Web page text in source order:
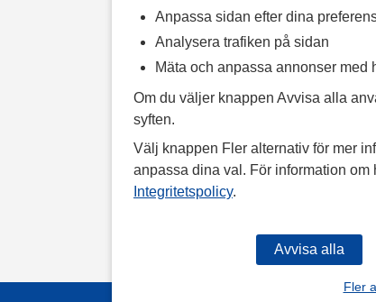
Anpassa sidan efter dina
Analysera trafiken på sidan
Mäta och anpassa annonser med
Om du väljer knappen Avvisa alla
syften.
Välj knappen Fler alternativ för mer
anpassa dina val. För information
Integritetspolicy.
Fler